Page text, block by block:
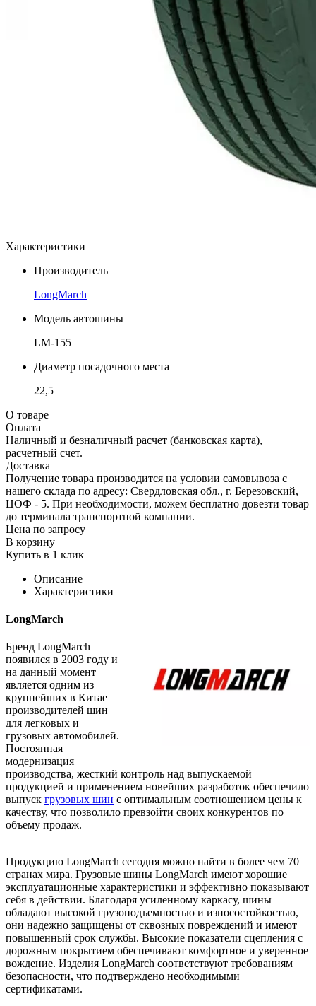
Характеристики
Производитель
LongMarch
Модель автошины
LM-155
Диаметр посадочного места
22,5
О товаре
Оплата
Наличный и безналичный расчет (банковская карта),
расчетный счет.
Доставка
Получение товара производится на условии самовывоза с
нашего склада по адресу: Свердловская обл., г. Березовский,
ЦОФ - 5. При необходимости, можем бесплатно довезти товар
до терминала транспортной компании.
Цена по запросу
В корзину
Купить в 1 клик
Описание
Характеристики
LongMarch
Бренд LongMarch
появился в 2003 году и
на данный момент
является одним из
крупнейших в Китае
производителей шин
для легковых и
грузовых автомобилей.
Постоянная
модернизация
производства, жесткий контроль над выпускаемой
продукцией и применением новейших разработок обеспечило
выпуск грузовых шин с оптимальным соотношением цены к
качеству, что позволило превзойти своих конкурентов по
объему продаж.
Продукцию LongMarch сегодня можно найти в более чем 70
странах мира. Грузовые шины LongMarch имеют хорошие
эксплуатационные характеристики и эффективно показывают
себя в действии. Благодаря усиленному каркасу, шины
обладают высокой грузоподъемностью и износостойкостью,
они надежно защищены от сквозных повреждений и имеют
повышенный срок службы. Высокие показатели сцепления с
дорожным покрытием обеспечивают комфортное и уверенное
вождение. Изделия LongMarch соответствуют требованиям
безопасности, что подтверждено необходимыми
сертификатами.